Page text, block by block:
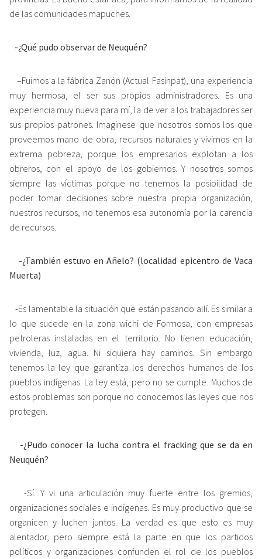
de las comunidades mapuches.
-¿Qué pudo observar de Neuquén?
–Fuimos a la fábrica Zanón (Actual Fasinpat), una experiencia
muy hermosa, el ser sus propios administradores. Es una
experiencia muy nueva para mí, la de ver a los trabajadores ser
sus propios patrones. Imagínese que nosotros somos los que
proveemos mano de obra, recursos naturales y vivimos en la
extrema pobreza, porque los empresarios explotan a los
obreros, con el apoyo de los gobiernos. Y nosotros somos
siempre las víctimas porque no tenemos la posibilidad de
poder tomar decisiones sobre nuestra propia organización,
nuestros recursos, no tenemos esa autonomía por la carencia
de recursos.
-¿También estuvo en Añelo? (localidad epicentro de Vaca
Muerta)
-Es lamentable la situación que están pasando allí. Es similar a
lo que sucede en la zona wichi de Formosa, con empresas
petroleras instaladas en el territorio. No tienen educación,
vivienda, luz, agua. Ni siquiera hay caminos. Sin embargo
tenemos la ley que garantiza los derechos humanos de los
pueblos indígenas. La ley está, pero no se cumple. Muchos de
estos problemas son porque no conocemos las leyes que nos
protegen.
-¿Pudo conocer la lucha contra el fracking que se da en
Neuquén?
-Sí. Y vi una articulación muy fuerte entre los gremios,
organizaciones sociales e indígenas. Es muy productivo que se
organicen y luchen juntos. La verdad es que esto es muy
alentador, pero siempre está la parte en que los partidos
políticos y organizaciones confunden el rol de los pueblos